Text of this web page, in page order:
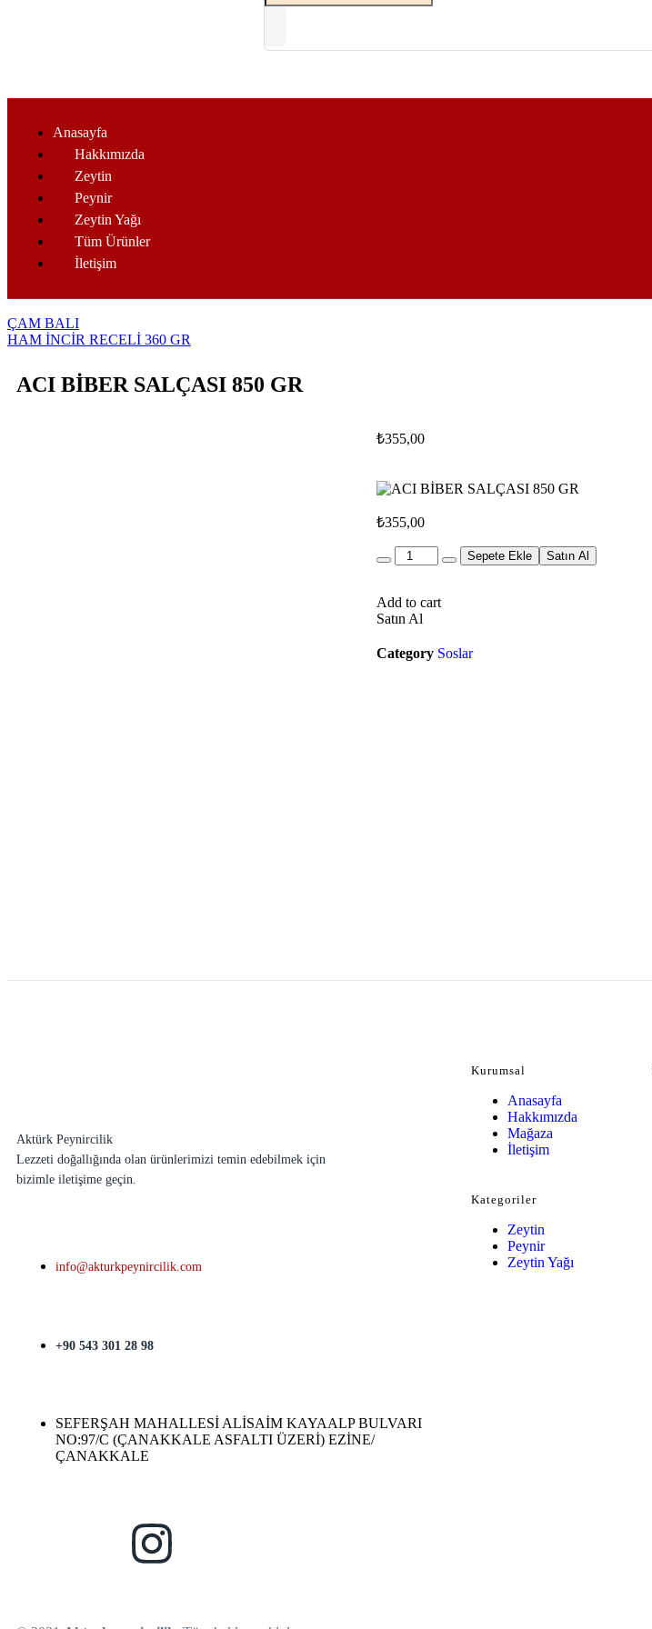
Anasayfa
Hakkımızda
Zeytin
Peynir
Zeytin Yağı
Tüm Ürünler
İletişim
ÇAM BALI
HAM İNCİR RECELİ 360 GR
ACI BİBER SALÇASI 850 GR
₺355,00
₺355,00
Sepete Ekle Satın Al
Add to cart
Satın Al
Category Soslar
Aktürk Peynircilik
Lezzeti doğallığında olan ürünlerimizi temin edebilmek için
bizimle iletişime geçin.
info@akturkpeynircilik.com
+90 543 301 28 98
SEFERŞAH MAHALLESİ ALİSAİM KAYAALP BULVARI
NO:97/C (ÇANAKKALE ASFALTI ÜZERİ) EZİNE/
ÇANAKKALE
Kurumsal
Anasayfa
Hakkımızda
Mağaza
İletişim
Kategoriler
Zeytin
Peynir
Zeytin Yağı